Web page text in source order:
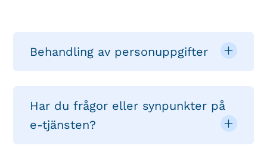
Behandling av personuppgifter
Har du frågor eller synpunkter på
e-tjänsten?